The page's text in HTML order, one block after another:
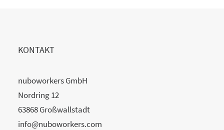
KONTAKT
nuboworkers GmbH
Nordring 12
63868 Großwallstadt
info@nuboworkers.com